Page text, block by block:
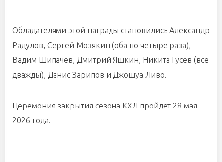
Обладателями этой награды становились Александр
Радулов, Сергей Мозякин (оба по четыре раза),
Вадим Шипачев, Дмитрий Яшкин, Никита Гусев (все
дважды), Данис Зарипов и Джошуа Ливо.
Церемония закрытия сезона КХЛ пройдет 28 мая
2026 года.